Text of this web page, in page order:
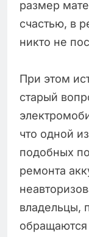
размер
счастью, в
никто не
При этом
старый
что одной
подобных
ремонта
владельцы,